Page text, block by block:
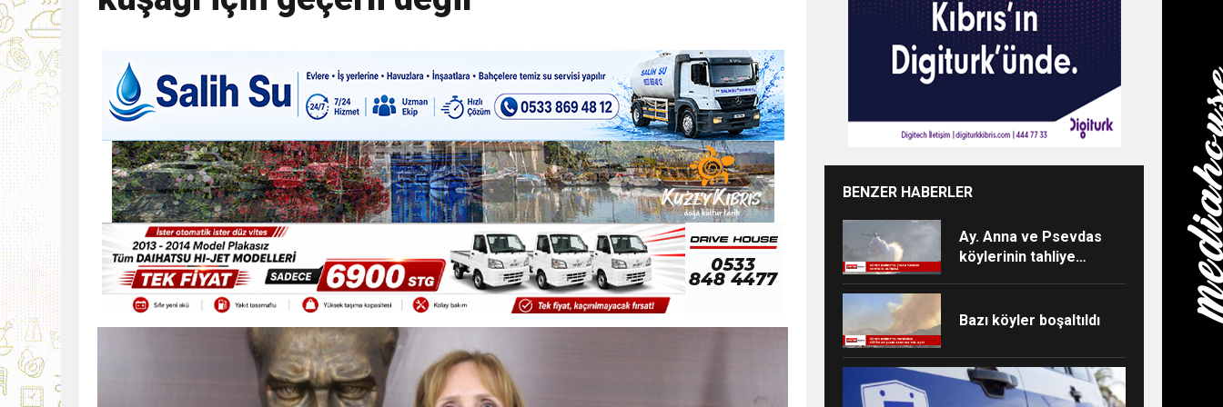
13:49 İran, Hürmüz’de konteyner gemisini hedef aldı
13:42 BEROVA: HAYAT PAHALILIĞI ÖNGÖRÜMÜZ YÜZDE 7.5 İLE 8.5 ARASINDA
20:30 Cumhurbaşkanı Erhürman sergi açılışında fenalaşarak hastaneye kaldırıldı BENZER HABERLER
Ay. Anna ve Psevdas
köylerinin tahliye
Bazı köyler boşaltıldı